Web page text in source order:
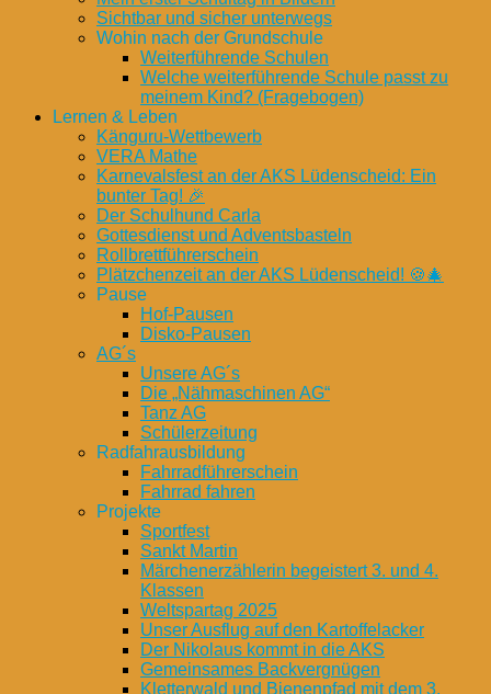
Sichtbar und sicher unterwegs
Wohin nach der Grundschule
Weiterführende Schulen
Welche weiterführende Schule passt zu
meinem Kind? (Fragebogen)
Lernen & Leben
Känguru-Wettbewerb
VERA Mathe
Karnevalsfest an der AKS Lüdenscheid: Ein
bunter Tag! 🎉
Der Schulhund Carla
Gottesdienst und Adventsbasteln
Rollbrettführerschein
Plätzchenzeit an der AKS Lüdenscheid! 🍪🎄
Pause
Hof-Pausen
Disko-Pausen
AG´s
Unsere AG´s
Die „Nähmaschinen AG“
Tanz AG
Schülerzeitung
Radfahrausbildung
Fahrradführerschein
Fahrrad fahren
Projekte
Sportfest
Sankt Martin
Märchenerzählerin begeistert 3. und 4.
Klassen
Weltspartag 2025
Unser Ausflug auf den Kartoffelacker
Der Nikolaus kommt in die AKS
Gemeinsames Backvergnügen
Kletterwald und Bienenpfad mit dem 3.